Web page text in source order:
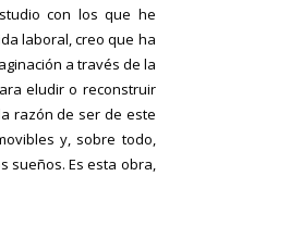
con los que he
laboral, creo que ha
a través de la
eludir o reconstruir
razón de ser de este
y, sobre todo,
sueños. Es esta obra,